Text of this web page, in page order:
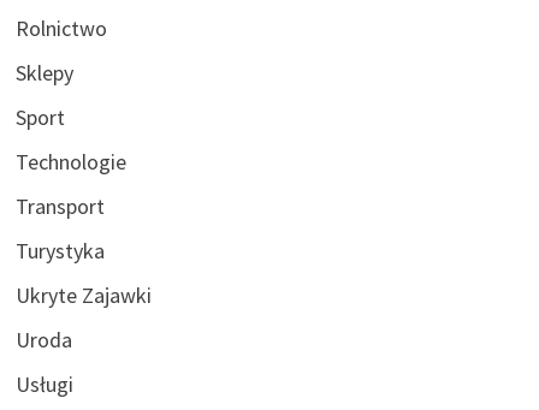
Rolnictwo
Sklepy
Sport
Technologie
Transport
Turystyka
Ukryte Zajawki
Uroda
Usługi